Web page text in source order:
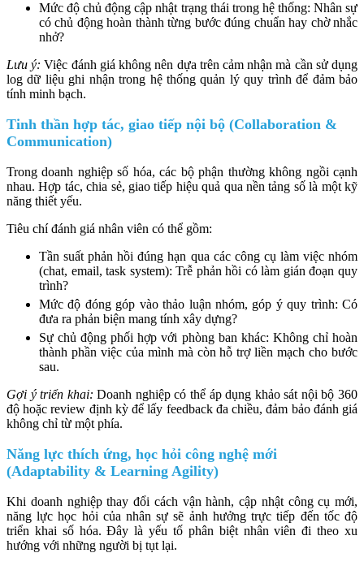
Mức độ chủ động cập nhật trạng thái trong hệ thống: Nhân sự
có chủ động hoàn thành từng bước đúng chuẩn hay chờ nhắc
nhở?
Lưu ý: Việc đánh giá không nên dựa trên cảm nhận mà cần sử dụng
log dữ liệu ghi nhận trong hệ thống quản lý quy trình để đảm bảo
tính minh bạch.
Tinh thần hợp tác, giao tiếp nội bộ (Collaboration &
Communication)
Trong doanh nghiệp số hóa, các bộ phận thường không ngồi cạnh
nhau. Hợp tác, chia sẻ, giao tiếp hiệu quả qua nền tảng số là một kỹ
năng thiết yếu.
Tiêu chí đánh giá nhân viên có thể gồm:
Tần suất phản hồi đúng hạn qua các công cụ làm việc nhóm
(chat, email, task system): Trễ phản hồi có làm gián đoạn quy
trình?
Mức độ đóng góp vào thảo luận nhóm, góp ý quy trình: Có
đưa ra phản biện mang tính xây dựng?
Sự chủ động phối hợp với phòng ban khác: Không chỉ hoàn
thành phần việc của mình mà còn hỗ trợ liền mạch cho bước
sau.
Gợi ý triển khai:Doanh nghiệp có thể áp dụng khảo sát nội bộ 360
độ hoặc review định kỳ để lấy feedback đa chiều, đảm bảo đánh giá
không chỉ từ một phía.
Năng lực thích ứng, học hỏi công nghệ mới
(Adaptability & Learning Agility)
Khi doanh nghiệp thay đổi cách vận hành, cập nhật công cụ mới,
năng lực học hỏi của nhân sự sẽ ảnh hưởng trực tiếp đến tốc độ
triển khai số hóa. Đây là yếu tố phân biệt nhân viên đi theo xu
hướng với những người bị tụt lại.